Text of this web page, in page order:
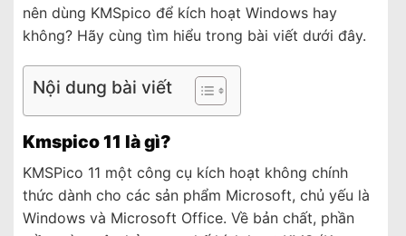
nên dùng KMSpico để kích hoạt Windows hay
không? Hãy cùng tìm hiểu trong bài viết dưới đây.
Nội dung bài viết
Kmspico 11 là gì?
KMSPico 11 một công cụ kích hoạt không chính
thức dành cho các sản phẩm Microsoft, chủ yếu là
Windows và Microsoft Office. Về bản chất, phần